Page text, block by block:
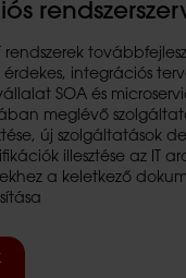
rendszerek
integrációs
SOA és
meglévő
új szolgáltatások
illesztése az IT
a keletkező